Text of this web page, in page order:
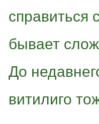
справиться
бывает
До
витилиго